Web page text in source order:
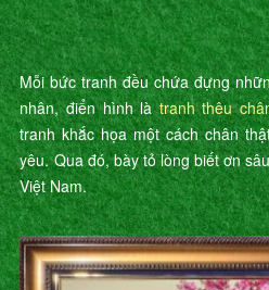
Mỗi bức tranh đều chứa đựng
nhân, điển hình là tranh thêu
tranh khắc họa một cách chân
yêu. Qua đó, bày tỏ lòng biết ơn
Việt Nam.